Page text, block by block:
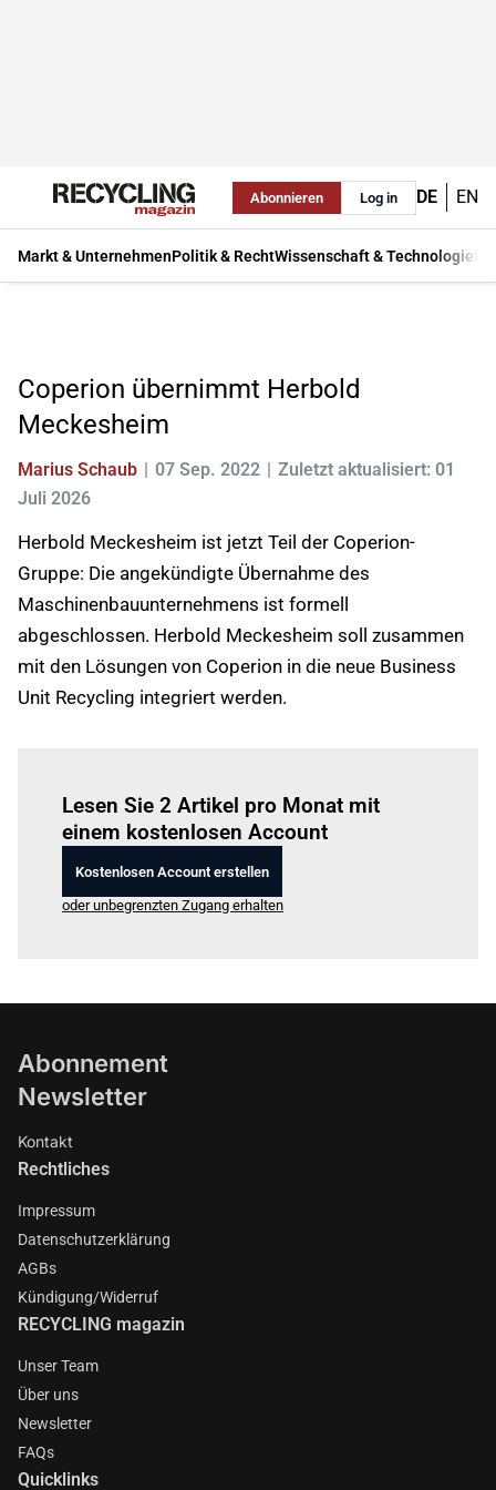
Abonnieren Log in DE EN
Markt & UnternehmenPolitik & RechtWissenschaft & Technologie
Coperion übernimmt Herbold
Meckesheim
Marius Schaub 07 Sep. 2022
Zuletzt aktualisiert: 01
Juli 2026
Herbold Meckesheim ist jetzt Teil der Coperion-
Gruppe: Die angekündigte Übernahme des
Maschinenbauunternehmens ist formell
abgeschlossen. Herbold Meckesheim soll zusammen
mit den Lösungen von Coperion in die neue Business
Unit Recycling integriert werden.
Lesen Sie 2 Artikel pro Monat mit
einem kostenlosen Account
Kostenlosen Account erstellen
oder unbegrenzten Zugang erhalten
Abonnement
Newsletter
Kontakt
Rechtliches
Impressum
Datenschutzerklärung
AGBs
Kündigung/Widerruf
RECYCLING magazin
Unser Team
Über uns
Newsletter
FAQs
Quicklinks